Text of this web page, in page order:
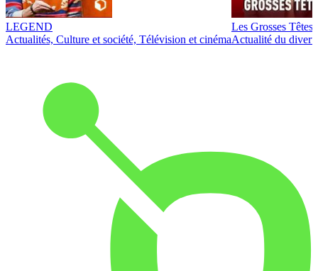
LEGEND
Actualités, Culture et société, Télévision et cinéma
Les Grosses Têtes
Actualité du